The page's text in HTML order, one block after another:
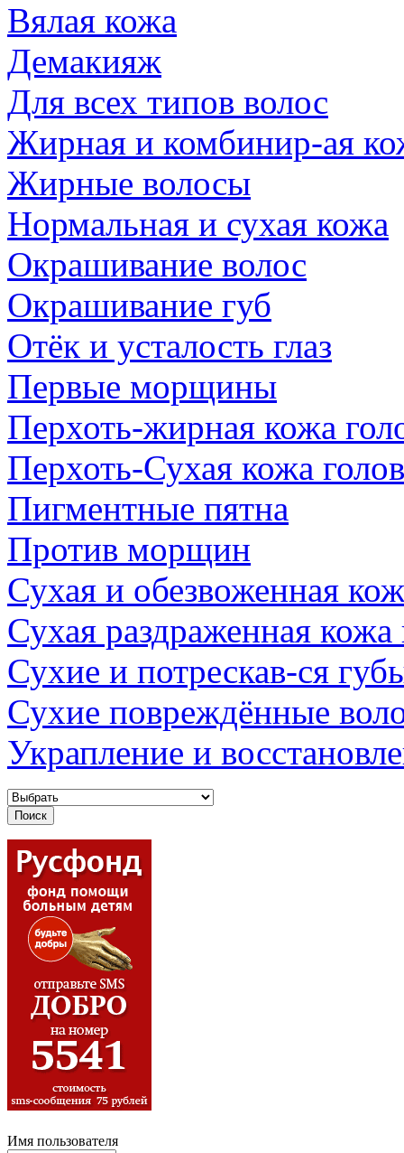
Вялая кожа
Демакияж
Для всех типов волос
Жирная и комбинир-ая
Жирные волосы
Нормальная и сухая кожа
Окрашивание волос
Окрашивание губ
Отёк и усталость глаз
Первые морщины
Перхоть-жирная кожа
Перхоть-Сухая кожа
Пигментные пятна
Против морщин
Сухая и обезвоженная
Сухая раздраженная кожа
Сухие и потрескав-ся
Сухие повреждённые
Украпление и
Имя пользователя